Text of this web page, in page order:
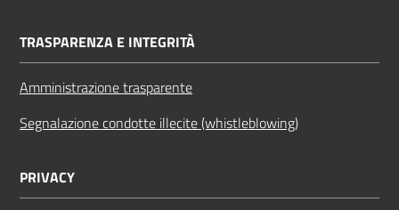
TRASPARENZA E INTEGRITÀ
Amministrazione trasparente
Segnalazione condotte illecite (whistleblowing)
PRIVACY